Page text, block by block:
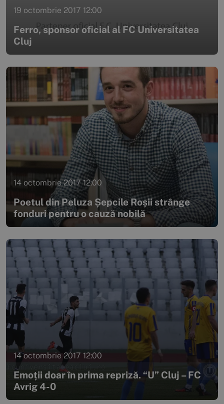
19 octombrie 2017 12:00
Ferro, sponsor oficial al FC Universitatea
Cluj
14 octombrie 2017 12:00
Poetul din Peluza Șepcile Roșii strânge
fonduri pentru o cauză nobilă
14 octombrie 2017 12:00
Emoții doar în prima repriză. “U” Cluj – FC
Avrig 4-0